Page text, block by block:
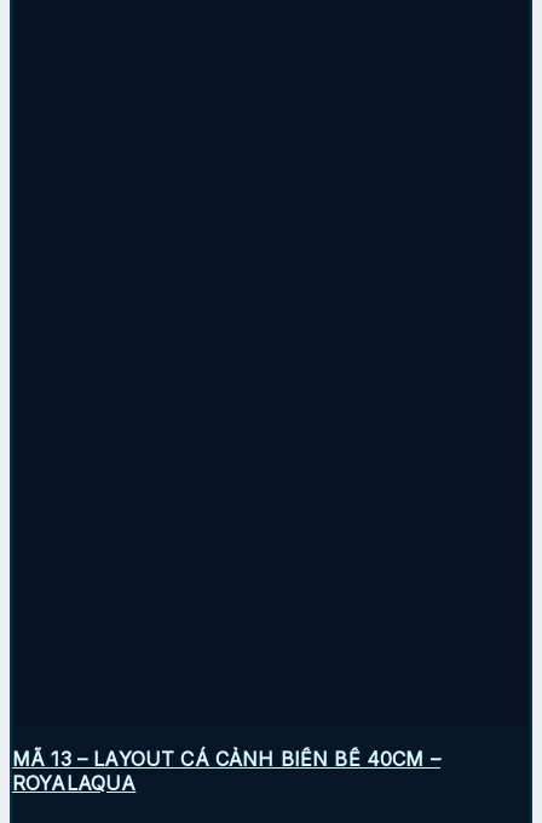
MÃ 13 – LAYOUT CÁ CẢNH BIỂN BỂ 40CM –
ROYALAQUA